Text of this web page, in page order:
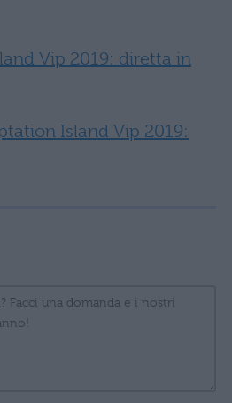
Vip 2019: diretta in
Island Vip 2019: